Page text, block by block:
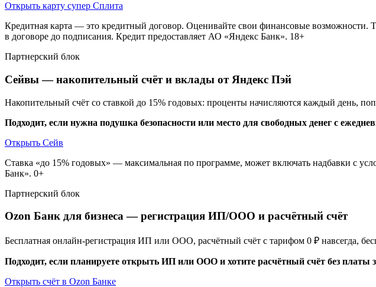
Открыть карту супер Сплита
Кредитная карта — это кредитный договор. Оценивайте свои финансовые
в договоре до подписания. Кредит предоставляет АО «Яндекс Банк». 18+
Партнерский блок
Сейвы — накопительный счёт и вклады от Яндекс Пэй
Накопительный счёт со ставкой до 15% годовых: проценты начисляются каждый день,
Подходит, если нужна подушка безопасности или место для свободных денег с
Открыть Сейв
Ставка «до 15% годовых» — максимальная по программе, может включать надбавки с
Банк». 0+
Партнерский блок
Ozon Банк для бизнеса — регистрация ИП/ООО и расчётный счёт
Бесплатная онлайн-регистрация ИП или ООО, расчётный счёт с тарифом 0 ₽ навсегда,
Подходит, если планируете открыть ИП или ООО и хотите расчётный счёт без платы
Открыть счёт в Ozon Банке